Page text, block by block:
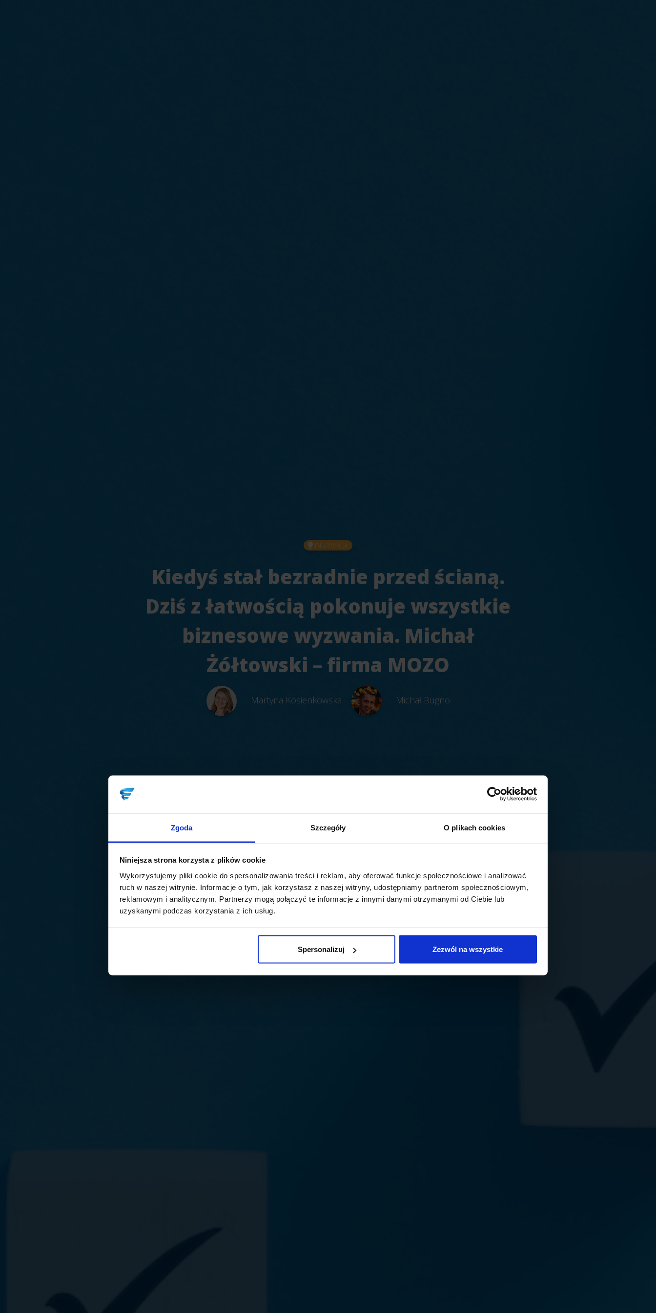
Zgoda Szczegóły O plikach cookies
Niniejsza strona korzysta z plików cookie
Wykorzystujemy pliki cookie do spersonalizowania treści i reklam, aby oferować funkcje społecznościowe i analizować
ruch w naszej witrynie. Informacje o tym, jak korzystasz z naszej witryny, udostępniamy partnerom społecznościowym,
reklamowym i analitycznym. Partnerzy mogą połączyć te informacje z innymi danymi otrzymanymi od Ciebie lub
uzyskanymi podczas korzystania z ich usług.
Spersonalizuj Zezwól na wszystkie
INSPIRACJE
Kiedyś stał bezradnie przed ścianą.
Dziś z łatwością pokonuje wszystkie
biznesowe wyzwania. Michał
Żółtowski – firma MOZO
Martyna Kosienkowska Michał Bugno